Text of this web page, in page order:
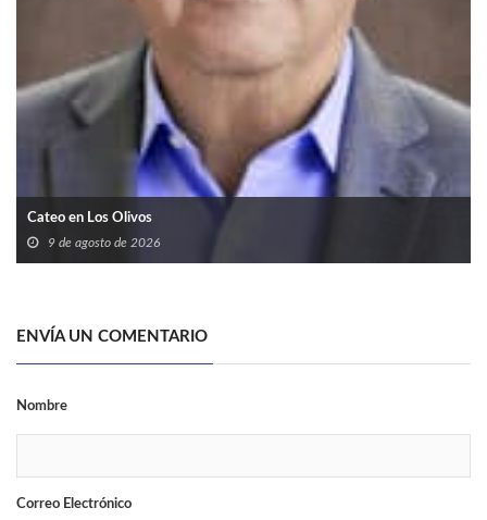
Cateo en Los Olivos
9 de agosto de 2026
ENVÍA UN COMENTARIO
Nombre
Correo Electrónico